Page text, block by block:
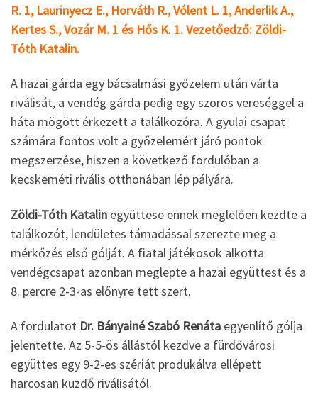
R. 1, Laurinyecz E., Horváth R., Vólent L. 1, Anderlik A.,
Kertes S., Vozár M. 1 és Hős K. 1. Vezetőedző: Zöldi-
Tóth Katalin.
A hazai gárda egy bácsalmási győzelem után várta
riválisát, a vendég gárda pedig egy szoros vereséggel a
háta mögött érkezett a találkozóra. A gyulai csapat
számára fontos volt a győzelemért járó pontok
megszerzése, hiszen a következő fordulóban a
kecskeméti rivális otthonában lép pályára.
Zöldi-Tóth Katalin együttese ennek meglelően kezdte a
találkozót, lendületes támadással szerezte meg a
mérkőzés első gólját. A fiatal játékosok alkotta
vendégcsapat azonban meglepte a hazai együttest és a
8. percre 2-3-as előnyre tett szert.
A fordulatot Dr. Bányainé Szabó Renáta egyenlítő gólja
jelentette. Az 5-5-ös állástól kezdve a fürdővárosi
együttes egy 9-2-es szériát produkálva ellépett
harcosan küzdő riválisától.